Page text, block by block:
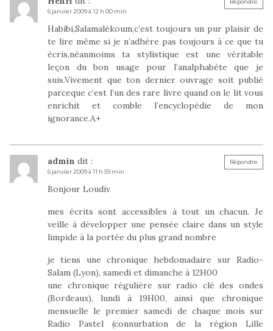
6 janvier 2009 à 12 h 00 min
Habibi,Salamalékoum,c’est toujours un pur plaisir de
te lire même si je n’adhère pas toujours à ce que tu
écris,néanmoims ta stylistique est une véritable
leçon du bon usage pour l’analphabète que je
suis.Vivement que ton dernier ouvrage soit publié
parceque c’est l’un des rare livre quand on le lit vous
enrichit et comble l’encyclopédie de mon
ignorance.A+
admin dit :
6 janvier 2009 à 11 h 59 min
Bonjour Loudiv
mes écrits sont accessibles à tout un chacun. Je
veille à développer une pensée claire dans un style
limpide à la portée du plus grand nombre
je tiens une chronique hebdomadaire sur Radio-
Salam (Lyon), samedi et dimanche à 12H00
une chronique régulière sur radio clé des ondes
(Bordeaux), lundi à 19H00, ainsi que chronique
mensuelle le premier samedi de chaque mois sur
Radio Pastel (connurbation de la région Lille
Répondre